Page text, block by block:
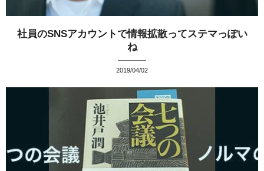
社員のSNSアカウントで情報拡散ってステマっぽい
ね
2019/04/02